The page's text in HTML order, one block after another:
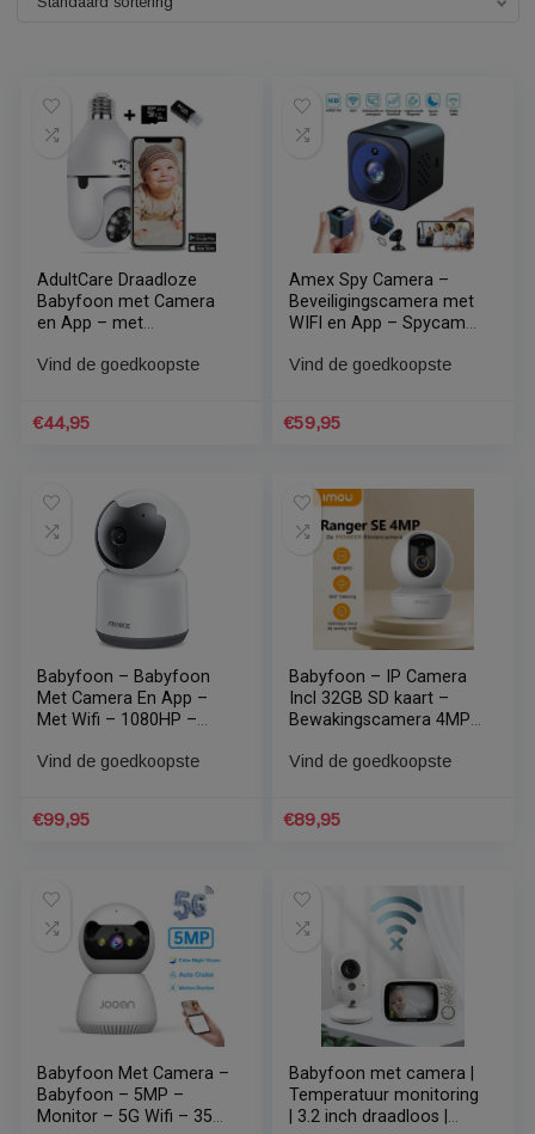
Standaard sortering
AdultCare Draadloze
Microfoon en Tweeweg
Audio – Baby Monitor In
e27 Lamp – Huisdier
Camera – 360 graden
Vind de goedkoopste
44,95
Amex Spy Camera –
Bewakingscamera Spion
Verborgen Camera – HD
met 64 GB Opslag
Vind de goedkoopste
59,95
Met Camera En App –
Met Wifi – 1080HP –
Nachtlens – 350 Graden
Rotatie – Dieren Camera
Vind de goedkoopste
Bewakingscamera 4MP
QHD 360° Dekking –
Smart WiFi Pan & Tilt
Beveiligingscamera –
Tweerichtingsgesprek –
Abnormaal Geluidsalarm
– IR nachtzicht met
Smart Algoritme –
Meerdere gebruikers &
meerdere weergaven
Vind de goedkoopste
89,95